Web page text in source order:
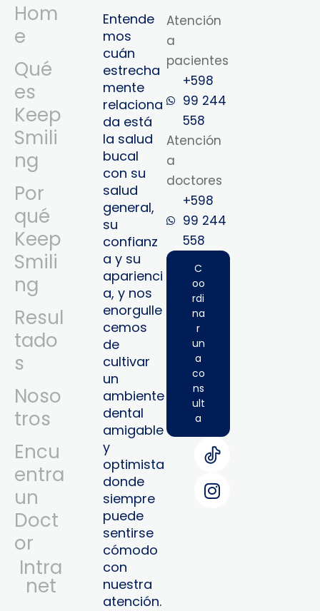
Hom
e
Qué
es
Keep
Smili
ng
Por
qué
Keep
Smili
ng
Resul
tado
s
Noso
tros
Encu
entra
un
Doct
or
Intra
Net
Entende
mos
cuán
estrecha
mente
relaciona
da está
la salud
bucal
con su
salud
general,
su
confianz
a y su
aparienci
a, y nos
enorgulle
cemos
de
cultivar
un
ambiente
dental
amigable
y
optimista
donde
siempre
puede
sentirse
cómodo
con
nuestra
atención.
Atención
a
pacientes
+598
99 244
558
Atención
a
doctores
+598
99 244
558‬‬
C
oo
rdi
na
r
un
a
co
ns
ult
a